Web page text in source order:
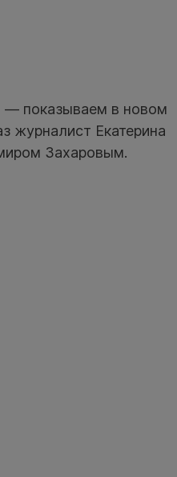
— показываем в новом
журналист Екатерина
Захаровым.